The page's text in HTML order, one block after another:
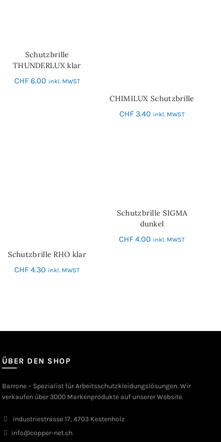
IN DEN WARENKORB
Schutzbrille
THUNDERLUX klar
CHF6.00 inkl. MWST
IN DEN WARENKORB
CHIMILUX Schutzbrille
CHF3.40 inkl. MWST
IN DEN WARENKORB
Schutzbrille RHO klar
CHF 4.30 inkl. MWST
IN DEN WARENKORB
Schutzbrille SIGMA
dunkel
CHF 4.00 inkl. MWST
ÜBER DEN SHOP
Barrone – Spezialist für Arbeitsschutzkleidungslösungen. Wir
verkaufen über 3000 Markenprodukte auf unserer Website.
Industriestrasse 17, 4703 Kestenholz
info@copper-net.ch